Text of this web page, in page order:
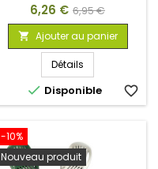
Prix
6,26 € Prix
de
base
6,95 €
 Ajouter au panier
Détails
 Disponible favorite_border
-10%
Nouveau produit